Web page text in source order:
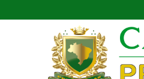
para